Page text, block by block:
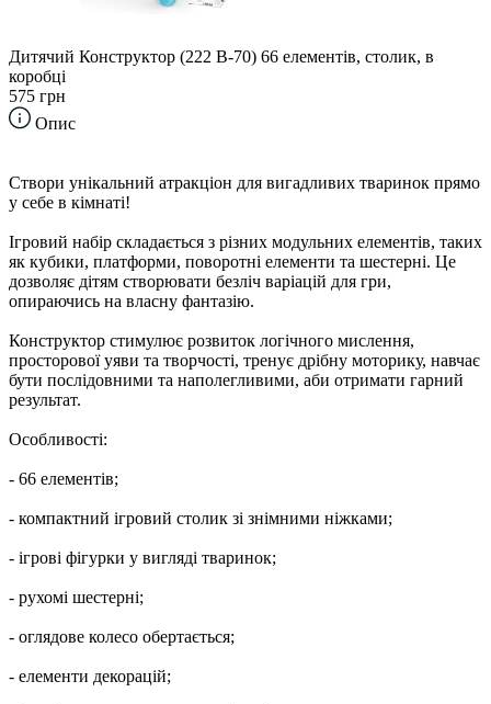
Дитячий Конструктор (222 B-70) 66 елементів, столик, в
коробці
575 грн
Опис
Створи унікальний атракціон для вигадливих тваринок прямо
у себе в кімнаті!
Ігровий набір складається з різних модульних елементів, таких
як кубики, платформи, поворотні елементи та шестерні. Це
дозволяє дітям створювати безліч варіацій для гри,
опираючись на власну фантазію.
Конструктор стимулює розвиток логічного мислення,
просторової уяви та творчості, тренує дрібну моторику, навчає
бути послідовними та наполегливими, аби отримати гарний
результат.
Особливості:
- 66 елементів;
- компактний ігровий столик зі знімними ніжками;
- ігрові фігурки у вигляді тваринок;
- рухомі шестерні;
- оглядове колесо обертається;
- елементи декорацій;